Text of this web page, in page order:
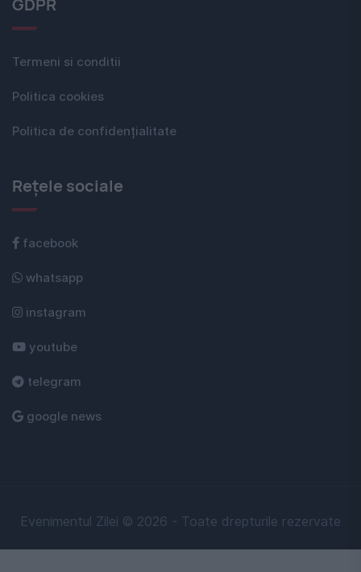
Termeni si conditii
Politica cookies
Politica de confidențialitate
Rețele sociale
facebook
whatsapp
instagram
youtube
telegram
google news
Evenimentul Zilei © 2026 - Toate drepturile rezervate